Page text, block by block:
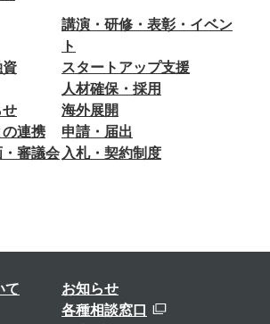
講演・研修・表彰・イベン
ト
資
スタートアップ支援
人材確保・採用
せ
海外展開
連携
申請・届出
審議会 入札・契約制度
て
お知らせ
各種相談窓口